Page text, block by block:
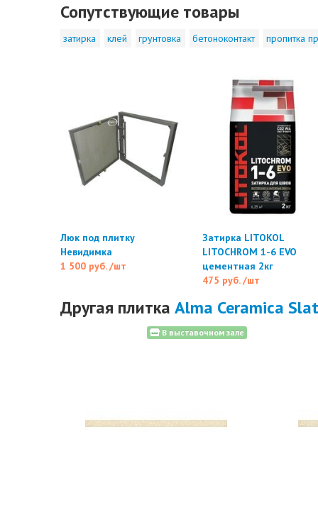
Сопутствующие товары
затирка клей грунтовка бетоноконтакт пропитка
Люк под плитку
Невидимка
1 500 руб./шт
Затирка LITOKOL
LITOCHROM 1-6 EVO
цементная 2кг
475 руб./шт
Другая плитка Alma Ceramica
В выставочном зале